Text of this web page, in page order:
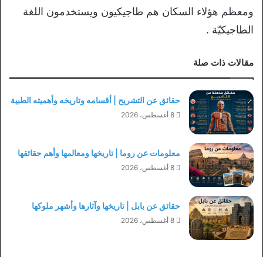
ومعظم هؤلاء السكان هم طاجيكيون ويستخدمون اللغة
الطاجيكيّة .
مقالات ذات صلة
حقائق عن التشريح | أقسامه وتاريخه وأهميته الطبية
8 أغسطس، 2026
معلومات عن روما | تاريخها ومعالمها وأهم حقائقها
8 أغسطس، 2026
حقائق عن بابل | تاريخها وآثارها وأشهر ملوكها
8 أغسطس، 2026